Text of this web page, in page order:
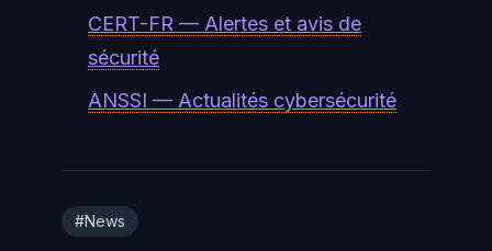
CERT-FR — Alertes et avis de
sécurité
ANSSI — Actualités cybersécurité
#News